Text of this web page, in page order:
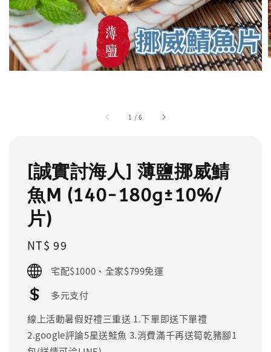
1 /6
[誠實討海人] 薄鹽挪威鯖
魚M (140-180g±10%/
片)
Regular
price
NT$ 99
宅配$1000、全家$799免運
多元支付
線上活動暑假好禮三重送 1.下單即送下單禮
2.google評論5星送鮭魚 3.消費滿千再送筍乾豬腳1